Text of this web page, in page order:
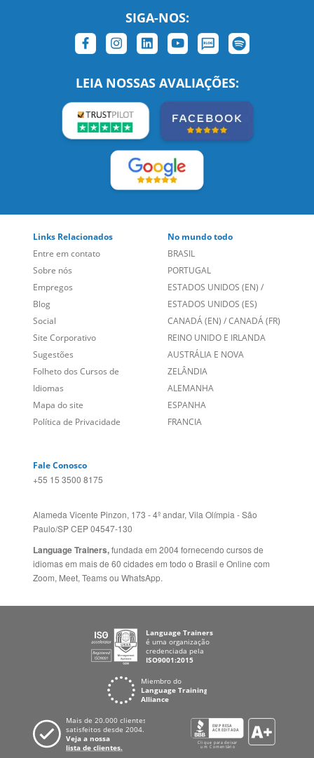
SIGA-NOS:
LEIA NOSSAS AVALIAÇÕES:
Links Relacionados
Entre em contato
Sobre nós
Empregos
Blog
Social
Site Corporativo
Sugestões
Folheto dos Cursos de
Idiomas
Mapa do site
Política de Privacidade
No mundo todo
BRASIL
PORTUGAL
ESTADOS UNIDOS (EN) /
ESTADOS UNIDOS (ES)
CANADÁ (EN) /CANADÁ (FR)
REINO UNIDO E IRLANDA
AUSTRÁLIA E NOVA
ZELÂNDIA
ALEMANHA
ESPANHA
FRANCIA
Fale Conosco
+55 15 3500 8175
Alameda Vicente Pinzon, 173 - 4º andar, Vila Olímpia - São
Paulo/SP CEP 04547-130
Language Trainers,fundada em 2004 fornecendo cursos de
idiomas em mais de 60 cidades em todo o Brasil e Online com
Zoom, Meet, Teams ou WhatsApp.